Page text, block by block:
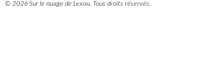
© 2026 Sur le nuage de Lexou. Tous droits réservés.